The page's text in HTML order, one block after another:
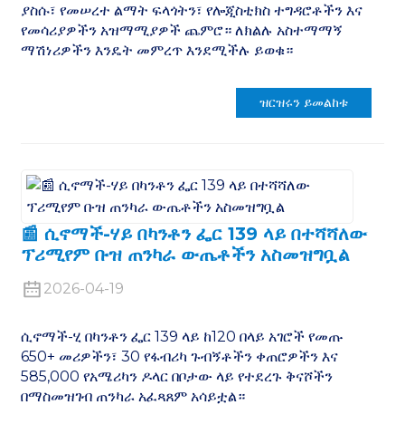
ያስሱ፣ የመሠረተ ልማት ፍላጎትን፣ የሎጂስቲክስ ተግዳሮቶችን እና
የመሳሪያዎችን አዝማሚያዎች ጨምሮ። ለክልሉ አስተማማኝ
ማሽነሪዎችን እንዴት መምረጥ እንደሚችሉ ይወቁ።
ዝርዝሩን ይመልከቱ
📰 ሲኖማች-ሃይ በካንቶን ፌር 139 ላይ በተሻሻለው
ፕሪሚየም ቡዝ ጠንካራ ውጤቶችን አስመዝግቧል
2026-04-19
ሲኖማች-ሂ በካንቶን ፌር 139 ላይ ከ120 በላይ አገሮች የመጡ
650+ መሪዎችን፣ 30 የፋብሪካ ጉብኝቶችን ቀጠሮዎችን እና
585,000 የአሜሪካን ዶላር በቦታው ላይ የተደረጉ ቅናሾችን
በማስመዝገብ ጠንካራ አፈጻጸም አሳይቷል።